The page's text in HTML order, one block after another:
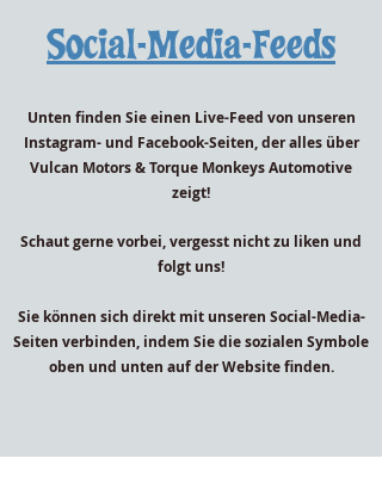
Social-Media-Feeds
Unten finden Sie einen Live-Feed von unseren
Instagram- und Facebook-Seiten, der alles über
Vulcan Motors & Torque Monkeys Automotive
zeigt!
Schaut gerne vorbei, vergesst nicht zu liken und
folgt uns!
Sie können sich direkt mit unseren Social-Media-
Seiten verbinden, indem Sie die sozialen Symbole
oben und unten auf der Website finden.